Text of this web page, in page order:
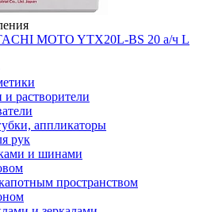
MOTO YTX20L-BS 20 а/ч L
растворители
аппликаторы
рук
и шинами
пространством